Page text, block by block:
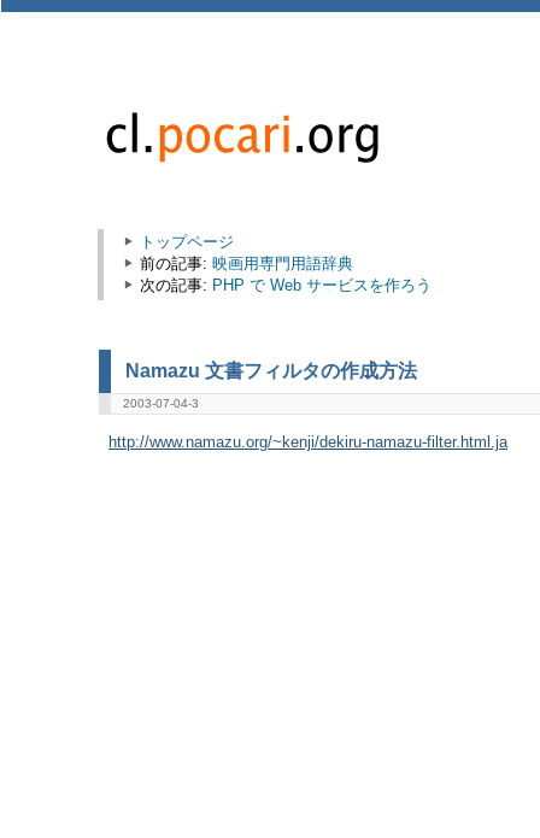
トップページ
前の記事: 映画用専門用語辞典
次の記事: PHP で Web サービスを作ろう
Namazu 文書フィルタの作成方法
2003-07-04-3
http://www.namazu.org/~kenji/dekiru-namazu-filter.html.ja